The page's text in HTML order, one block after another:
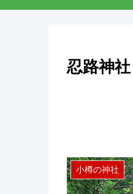
忍路神社
小樽の神社